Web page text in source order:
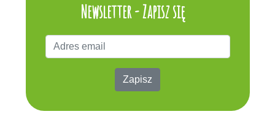
Newsletter - Zapisz się
Zapisz